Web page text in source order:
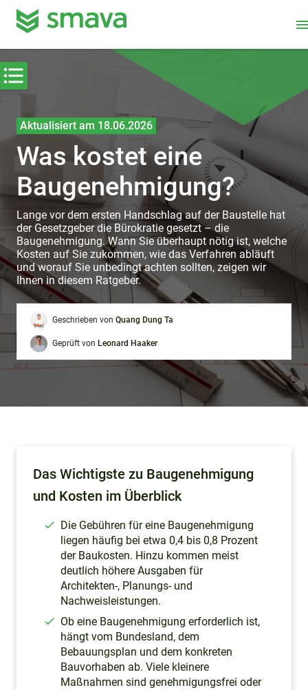
Aktualisiert am 18.06.2026
Was kostet eine
Baugenehmigung?
Lange vor dem ersten Handschlag auf der Baustelle hat
der Gesetzgeber die Bürokratie gesetzt – die
Baugenehmigung. Wann Sie überhaupt nötig ist, welche
Kosten auf Sie zukommen, wie das Verfahren abläuft
und worauf Sie unbedingt achten sollten, zeigen wir
Ihnen in diesem Ratgeber.
Geschrieben von Quang Dung Ta
Geprüft von Leonard Haaker
Das Wichtigste zu Baugenehmigung
und Kosten im Überblick
Die Gebühren für eine Baugenehmigung
liegen häufig bei etwa 0,4 bis 0,8 Prozent
der Baukosten. Hinzu kommen meist
deutlich höhere Ausgaben für
Architekten-, Planungs- und
Nachweisleistungen.
Ob eine Baugenehmigung erforderlich ist,
hängt vom Bundesland, dem
Bebauungsplan und dem konkreten
Bauvorhaben ab. Viele kleinere
Maßnahmen sind genehmigungsfrei oder